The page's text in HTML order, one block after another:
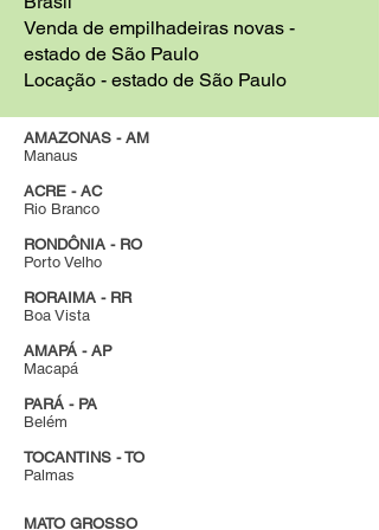
Venda de empilhadeiras novas -
estado de São Paulo
Locação - estado de São Paulo
AMAZONAS - AM
Manaus
ACRE - AC
Rio Branco
RONDÔNIA - RO
Porto Velho
RORAIMA - RR
Boa Vista
AMAPÁ - AP
Macapá
PARÁ - PA
Belém
TOCANTINS - TO
Palmas
MATO GROSSO